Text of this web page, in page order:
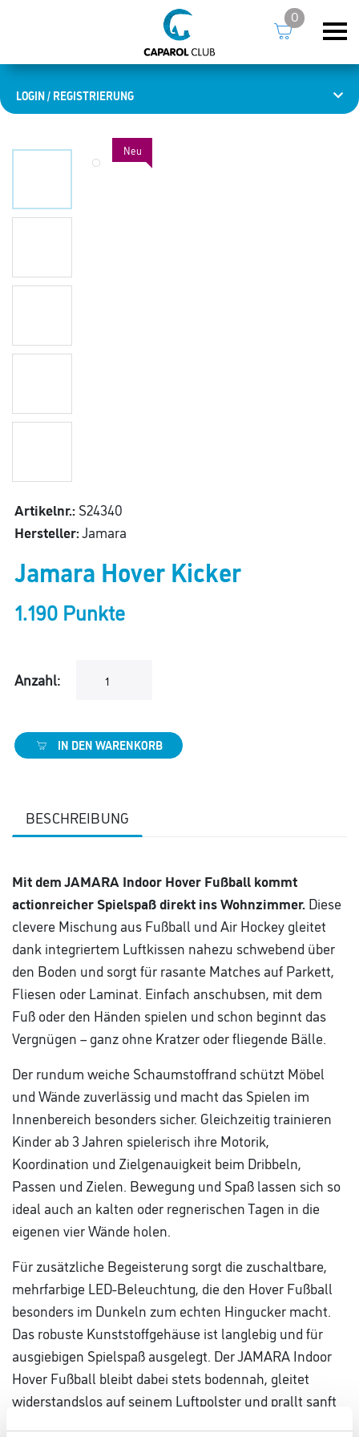
LOGIN / REGISTRIERUNG
0
Neu
Artikelnr.: S24340
Hersteller:Jamara
Jamara Hover Kicker
1.190 Punkte
Anzahl:
IN DEN WARENKORB
BESCHREIBUNG
Mit dem JAMARA Indoor Hover Fußball kommt
actionreicher Spielspaß direkt ins Wohnzimmer. Diese
clevere Mischung aus Fußball und Air Hockey gleitet
dank integriertem Luftkissen nahezu schwebend über
den Boden und sorgt für rasante Matches auf Parkett,
Fliesen oder Laminat. Einfach anschubsen, mit dem
Fuß oder den Händen spielen und schon beginnt das
Vergnügen – ganz ohne Kratzer oder fliegende Bälle.
Der rundum weiche Schaumstoffrand schützt Möbel
und Wände zuverlässig und macht das Spielen im
Innenbereich besonders sicher. Gleichzeitig trainieren
Kinder ab 3 Jahren spielerisch ihre Motorik,
Koordination und Zielgenauigkeit beim Dribbeln,
Passen und Zielen. Bewegung und Spaß lassen sich so
ideal auch an kalten oder regnerischen Tagen in die
eigenen vier Wände holen.
Für zusätzliche Begeisterung sorgt die zuschaltbare,
mehrfarbige LED-Beleuchtung, die den Hover Fußball
besonders im Dunkeln zum echten Hingucker macht.
Das robuste Kunststoffgehäuse ist langlebig und für
ausgiebigen Spielspaß ausgelegt. Der JAMARA Indoor
Hover Fußball bleibt dabei stets bodennah, gleitet
widerstandslos auf seinem Luftpolster und prallt sanft